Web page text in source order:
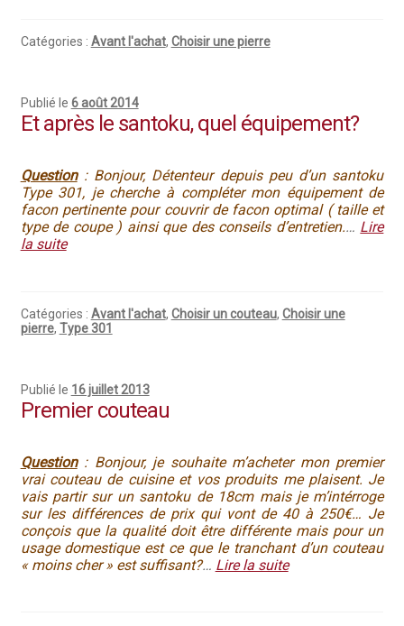
Thank you for booking
Trouver mon couteau
Catégories : Avant l'achat, Choisir une pierre
Publié le 6 août 2014
Et après le santoku, quel équipement?
Question : Bonjour, Détenteur depuis peu d’un santoku
Type 301, je cherche à compléter mon équipement de
facon pertinente pour couvrir de facon optimal ( taille et
type de coupe ) ainsi que des conseils d’entretien.… Lire
la suite
Catégories : Avant l'achat, Choisir un couteau, Choisir une
pierre, Type 301
Publié le 16 juillet 2013
Premier couteau
Question : Bonjour, je souhaite m’acheter mon premier
vrai couteau de cuisine et vos produits me plaisent. Je
vais partir sur un santoku de 18cm mais je m’intérroge
sur les différences de prix qui vont de 40 à 250€… Je
conçois que la qualité doit être différente mais pour un
usage domestique est ce que le tranchant d’un couteau
« moins cher » est suffisant?… Lire la suite